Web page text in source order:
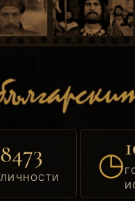
8473
ЛИЧНОСТИ ◷